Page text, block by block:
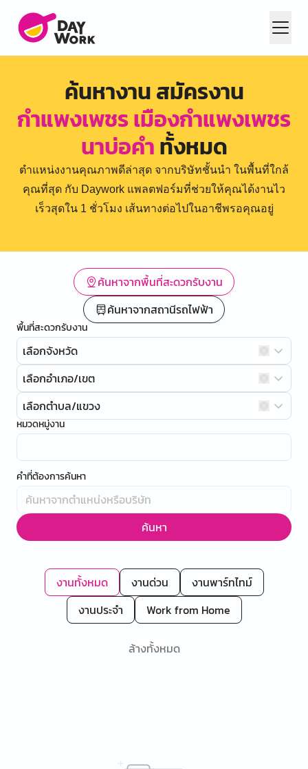
ค้นหางาน สมัครงาน
กำแพงเพชร เมืองกำแพงเพชร
นาบ่อคำทั้งหมด
ตำแหน่งงานคุณภาพดีล่าสุด จากบริษัทชั้นนำ ในพื้นที่ใกล้
คุณที่สุด กับ Daywork แพลตฟอร์มที่ช่วยให้คุณได้งานไว
เร็วสุดใน 1 ชั่วโมง เส้นทางต่อไปในอาชีพรอคุณอยู่
ค้นหาจากพื้นที่สะดวกรับงาน
ค้นหาจากสถานีรถไฟฟ้า
พื้นที่สะดวกรับงาน
เลือกจังหวัด
เลือกอำเภอ/เขต
เลือกตำบล/แขวง
หมวดหมู่งาน
คำที่ต้องการค้นหา
ค้นหา
งานทั้งหมด งานด่วน
งานพาร์ทไทม์
งานประจำ
Work from Home
ล้างทั้งหมด